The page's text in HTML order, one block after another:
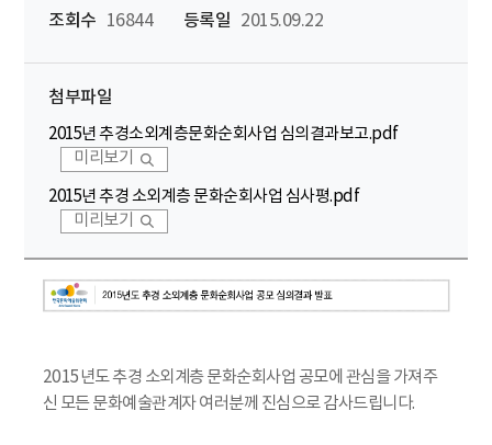
조회수 16844 등록일 2015.09.22
첨부파일
2015년 추경소외계층문화순회사업 심의결과보고.pdf
미리보기
2015년 추경 소외계층 문화순회사업 심사평.pdf
미리보기
2015년도 추경 소외계층 문화순회사업 공모에 관심을 가져주
신 모든 문화예술관계자 여러분께 진심으로 감사드립니다.